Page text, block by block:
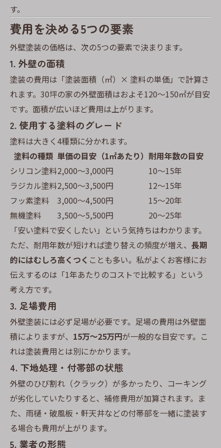
す。
費用を決める5つの要素
外壁塗装の価格は、次の5つの要素で決まります。
1. 外壁の面積
塗装の費用は「塗装面積（㎡）× 塗料の単価」で計算さ
れます。30坪の家の外壁面積はおよそ120〜150㎡が目安
です。面積が広いほど費用は上がります。
2. 使用する塗料のグレード
塗料は大きく4種類に分かれます。
塗料の種類 単価の目安（1㎡あたり） 耐用年数の目安
シリコン塗料2,000〜3,000円
10〜15年
ラジカル塗料2,500〜3,500円
12〜15年
フッ素塗料
3,000〜4,500円
15〜20年
無機塗料
3,500〜5,500円
20〜25年
「安い塗料で安くしたい」という気持ちはわかります。
ただ、耐用年数が短ければ塗り替えの頻度が増え、 長期
的にはむしろ高くつく ことも多い。私がよくお客様にお
伝えするのは「1年あたりのコストで比較する」という
考え方です。
3. 足場費用
外壁塗装には必ず足場が必要です。足場の費用は外壁面
積によりますが、 15万〜25万円が一般的な目安です。こ
れは塗装費用とは別にかかります。
4. 下地処理・付帯部の状態
外壁のひび割れ（クラック）が多かったり、コーキング
が劣化していたりすると、補修費用が加算されます。ま
た、雨樋・破風板・軒天井などの付帯部を一緒に塗装す
る場合も費用が上がります。
5. 業者の形態